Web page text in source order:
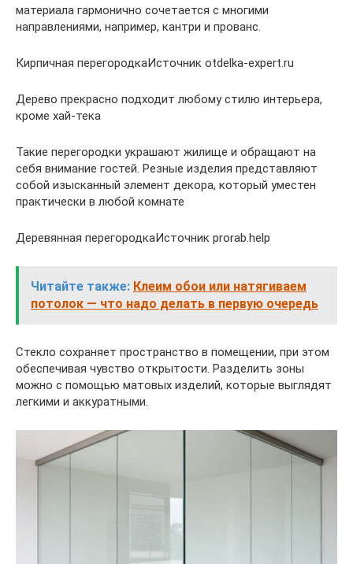
материала гармонично сочетается с многими
направлениями, например, кантри и прованс.
Кирпичная перегородкаИсточник otdelka-expert.ru
Дерево прекрасно подходит любому стилю интерьера,
кроме хай-тека
Такие перегородки украшают жилище и обращают на
себя внимание гостей. Резные изделия представляют
собой изысканный элемент декора, который уместен
практически в любой комнате
Деревянная перегородкаИсточник prorab.help
Читайте также: Клеим обои или натягиваем
потолок — что надо делать в первую очередь
Стекло сохраняет пространство в помещении, при этом
обеспечивая чувство открытости. Разделить зоны
можно с помощью матовых изделий, которые выглядят
легкими и аккуратными.